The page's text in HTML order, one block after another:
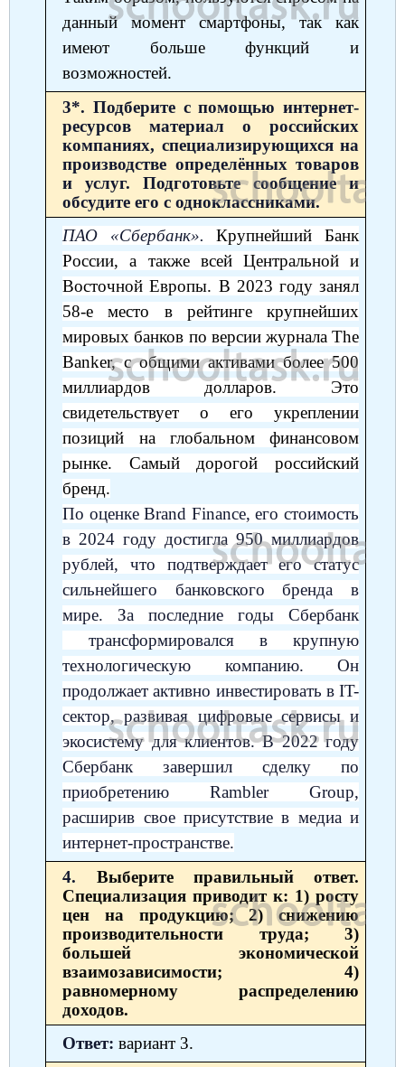
данный момент смартфоны, так как
имеют больше функций и
возможностей.
3*. Подберите с помощью интернет-
ресурсов материал о российских
компаниях, специализирующихся на
производстве определённых товаров
и услуг. Подготовьте сообщение и
обсудите его с одноклассниками.
ПАО «Сбербанк».Крупнейший Банк
России, а также всей Центральной и
Восточной Европы. В 2023 году занял
58-е место в рейтинге крупнейших
мировых банков по версии журнала The
Banker, с общими активами более 500
миллиардов долларов. Это
свидетельствует о его укреплении
позиций на глобальном финансовом
рынке. Самый дорогой российский
бренд.
По оценке Brand Finance, его стоимость
в 2024 году достигла 950 миллиардов
рублей, что подтверждает его статус
сильнейшего банковского бренда в
мире. За последние годы Сбербанк
трансформировался в крупную
технологическую компанию. Он
продолжает активно инвестировать в IT-
сектор, развивая цифровые сервисы и
экосистему для клиентов. В 2022 году
Сбербанк завершил сделку по
приобретению Rambler Group,
расширив свое присутствие в медиа и
интернет-пространстве.
4. Выберите правильный ответ.
Специализация приводит к: 1) росту
цен на продукцию; 2) снижению
производительности труда; 3)
большей экономической
взаимозависимости; 4)
равномерному распределению
доходов.
Ответ: вариант 3.